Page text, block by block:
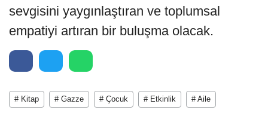
sevgisini yaygınlaştıran ve toplumsal
empatiyi artıran bir buluşma olacak.
# Kitap # Gazze # Çocuk # Etkinlik # Aile